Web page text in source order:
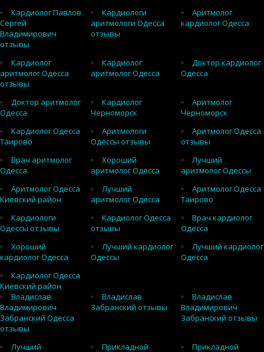
Кардиолог Павлов
Сергей
Владимирович
отзывы
Кардиологи
аритмологи Одесса
отзывы
Аритмолог
кардиолог Одесса
Кардиолог
аритмолог Одесса
отзывы
Кардиолог
аритмолог Одесса
Доктор кардиолог
Одесса
Доктор аритмолог
Одесса
Кардиолог
Черноморск
Аритмолог
Черноморск
Кардиолог Одесса
Таирово
Аритмологи
Одессы отзывы
Аритмолог Одесса
отзывы
Врач аритмолог
Одесса
Хороший
аритмолог Одесса
Лучший
аритмолог Одессы
Аритмолог Одесса
Киевский район
Лучший
аритмолог Одесса
Аритмолог Одесса
Таирово
Кардиологи
Одессы отзывы
Кардиолог Одесса
отзывы
Врач кардиолог
Одесса
Хороший
кардиолог Одесса
Лучший кардиолог
Одессы
Лучший кардиолог
Одесса
Кардиолог Одесса
Киевский район
Владислав
Владимирович
Забранский Одесса
отзывы
Владислав
Забранский отзывы
Владислав
Владимирович
Забранский отзывы
Лучший Прикладной Прикладной